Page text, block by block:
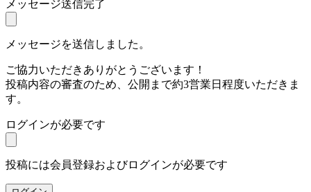
メッセージ送信完了
メッセージを送信しました。
ご協力いただきありがとうございます！
投稿内容の審査のため、公開まで約3営業日程度いただきま
す。
ログインが必要です
投稿には会員登録およびログインが必要です